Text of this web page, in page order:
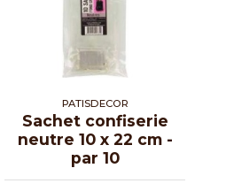
PATISDECOR
Sachet confiserie
neutre 10 x 22 cm -
par 10